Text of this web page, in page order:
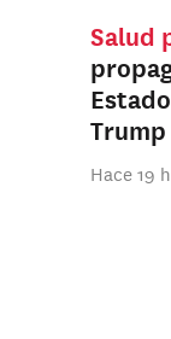
Salud
Trump
Hace 19